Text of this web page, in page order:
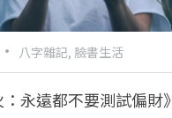
區
書
· 八字雜記, 臉書生活
：永遠都不要測試偏財》